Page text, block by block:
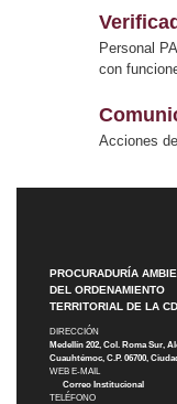
Personal
con
Acciones
PROCURADURÍA
DEL ORDENAMIENTO
TERRITORIAL DE LA
DIRECCIÓN
Medellín 202, Col. Roma Sur,
Cuauhtémoc, C.P. 06700,
WEB E-MAIL
Correo Institucional
TELÉFONO